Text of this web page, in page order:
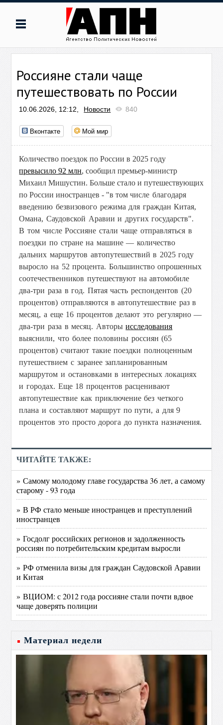
Россияне стали чаще
путешествовать по России
10.06.2026, 12:12, Новости 840
Вконтакте Мой мир
Количество поездок по России в 2025 году
превысило 92 млн, сообщил премьер-министр
Михаил Мишустин. Больше стало и путешествующих
по России иностранцев - "в том числе благодаря
введению безвизового режима для граждан Китая,
Омана, Саудовской Аравии и других государств".
В том числе Россияне стали чаще отправляться в
поездки по стране на машине — количество
дальних маршрутов автопутешествий в 2025 году
выросло на 52 процента. Большинство опрошенных
соотечественников путешествуют на автомобиле
два-три раза в год. Пятая часть респондентов (20
процентов) отправляются в автопутешествие раз в
месяц, а еще 16 процентов делают это регулярно —
два-три раза в месяц. Авторыисследования
выяснили, что более половины россиян (65
процентов) считают такие поездки полноценным
путешествием с заранее запланированным
маршрутом и остановками в интересных локациях
и городах. Еще 18 процентов расценивают
автопутешествие как приключение без четкого
плана и составляют маршрут по пути, а для 9
процентов это просто дорога до пункта назначения.
ЧИТАЙТЕ ТАКЖЕ:
» Самому молодому главе государства 36 лет, а самому
старому - 93 года
» В РФ стало меньше иностранцев и преступлений
иностранцев
» Госдолг российских регионов и задолженность
россиян по потребительским кредитам выросли
» РФ отменила визы для граждан Саудовской Аравии
и Китая
» ВЦИОМ: с 2012 года россияне стали почти вдвое
чаще доверять полиции
Материал недели